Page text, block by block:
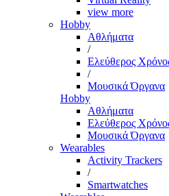
view more
Hobby
Αθλήματα
/
Ελεύθερος
/
Μουσικά Όργανα
Hobby
Αθλήματα
Ελεύθερος
Μουσικά Όργανα
Wearables
Activity Trackers
/
Smartwatches